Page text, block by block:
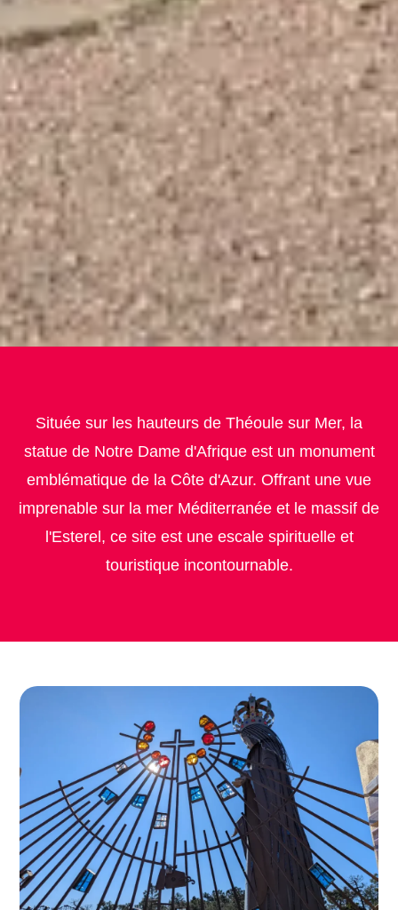
Située sur les hauteurs de Théoule sur Mer, la
statue de Notre Dame d'Afrique est un monument
emblématique de la Côte d'Azur. Offrant une vue
imprenable sur la mer Méditerranée et le massif de
l'Esterel, ce site est une escale spirituelle et
touristique incontournable.